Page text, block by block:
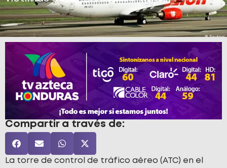
Compartir a través de:
La torre de control de tráfico aéreo (ATC) en el